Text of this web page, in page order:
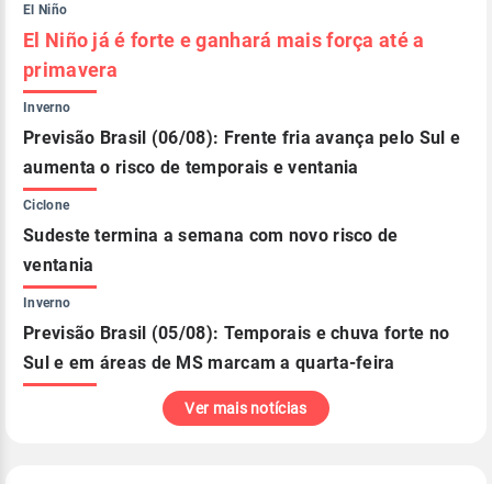
El Niño
El Niño já é forte e ganhará mais força até a
primavera
Inverno
Previsão Brasil (06/08): Frente fria avança pelo Sul e
aumenta o risco de temporais e ventania
Ciclone
Sudeste termina a semana com novo risco de
ventania
Inverno
Previsão Brasil (05/08): Temporais e chuva forte no
Sul e em áreas de MS marcam a quarta-feira
Ver mais notícias